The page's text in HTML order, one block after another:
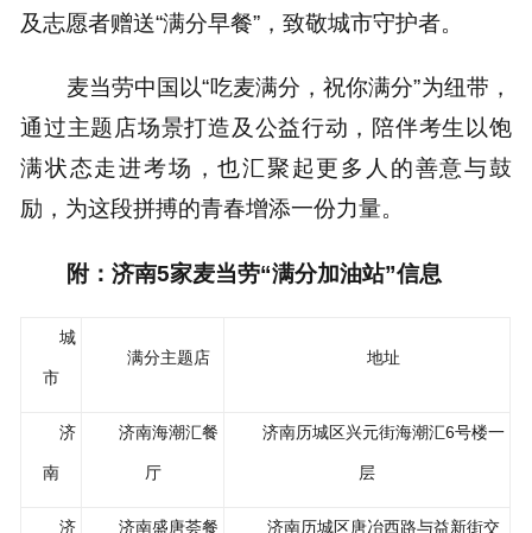
及志愿者赠送“满分早餐”，致敬城市守护者。
麦当劳中国以“吃麦满分，祝你满分”为纽带，
通过主题店场景打造及公益行动，陪伴考生以饱
满状态走进考场，也汇聚起更多人的善意与鼓
励，为这段拼搏的青春增添一份力量。
附：济南5家麦当劳“满分加油站”信息
城
市
满分主题店 地址
济
南
济南海潮汇餐
厅
济南历城区兴元街海潮汇6号楼一
层
济 济南盛唐荟餐 济南历城区唐冶西路与益新街交